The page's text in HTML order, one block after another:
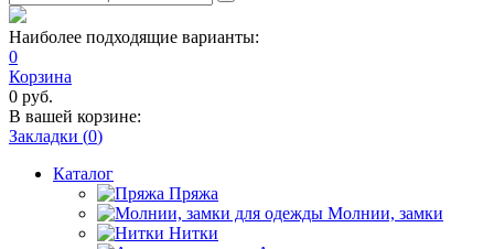
Наиболее подходящие варианты:
0
Корзина
0 руб.
В вашей корзине:
Закладки (0)
Каталог
Пряжа
Молнии, замки
Нитки